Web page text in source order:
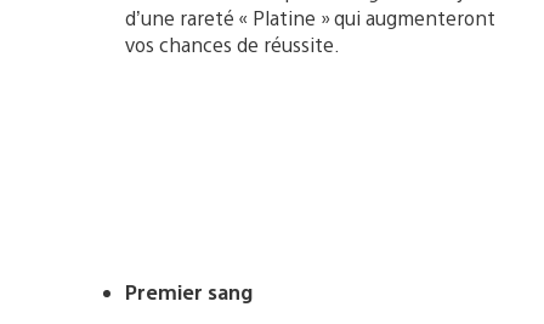
d’une rareté « Platine » qui augmenteront
vos chances de réussite.
Premier sang